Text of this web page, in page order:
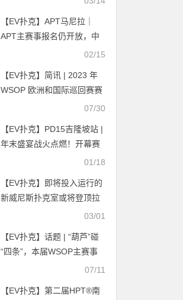
【EV扑克】APT马尼拉｜
APT主赛事报名仍开放，中
国选手收获5个边赛冠军！
02/15
【EV扑克】简讯 | 2023 年
WSOP 欧洲和国际巡回赛赛
07/30
【EV扑克】PD15吉隆坡站 |
年末盛宴战火点燃！开幕赛
首日共计630人次参赛，64
01/18
【EV扑克】​即将投入运行的
新威尼斯扑克室或将登顶拉
03/01
【EV扑克】话题 | “葫芦”碰
“四条”，本届WSOP主赛事
07/11
【EV扑克】第二届HPT®南